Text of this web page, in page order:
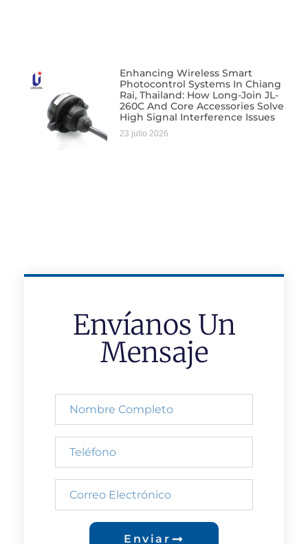
Enhancing Wireless Smart
Photocontrol Systems In Chiang
Rai, Thailand: How Long-Join JL-
260C And Core Accessories Solve
High Signal Interference Issues
23 julio 2026
Envíanos Un
Mensaje
Enviar